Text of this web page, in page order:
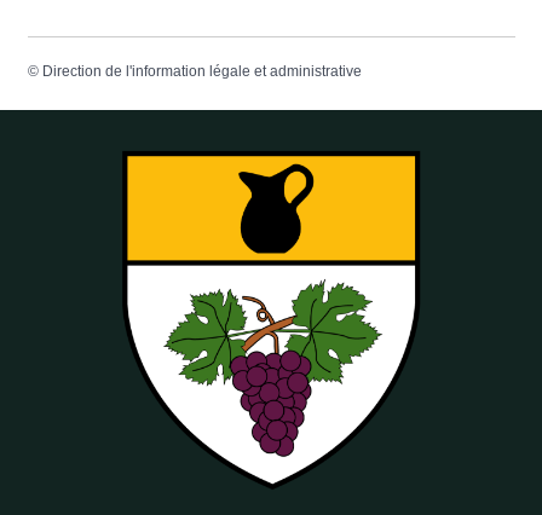
© Direction de l'information légale et administrative